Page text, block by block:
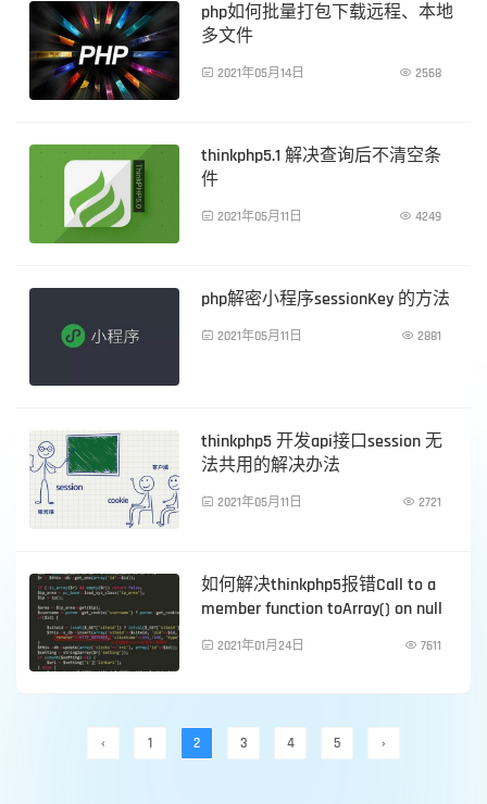
PHP技术
php如何批量打包下载远程、本地
多文件
 2021年05月14日  2568
PHP技术
thinkphp5.1 解决查询后不清空条
件
 2021年05月11日  4249
php解密小程序sessionKey 的方法
 2021年05月11日  2881
PHP技术
thinkphp5 开发api接口session 无
法共用的解决办法
 2021年05月11日  2721
PHP技术
如何解决thinkphp5报错Call to a
member function toArray() on null
 2021年01月24日  7611
‹ 1 2 3 4 5 ›